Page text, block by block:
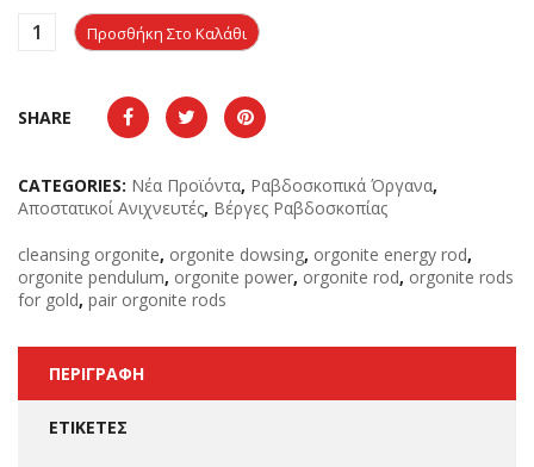
Προσθήκη Στο Καλάθι
SHARE
CATEGORIES: Νέα Προϊόντα, Ραβδοσκοπικά Όργανα,
Αποστατικοί Ανιχνευτές, Βέργες Ραβδοσκοπίας
cleansing orgonite, orgonite dowsing, orgonite energy rod,
orgonite pendulum, orgonite power, orgonite rod, orgonite rods
for gold, pair orgonite rods
ΠΕΡΙΓΡΑΦΉ
ΕΤΙΚΈΤΕΣ